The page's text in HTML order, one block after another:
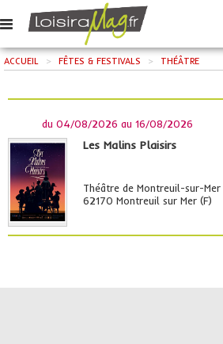
ACCUEIL > FÊTES & FESTIVALS > THÉÂTRE
du 04/08/2026 au 16/08/2026
Les Malins Plaisirs
Théâtre de Montreuil-sur-Mer
62170 Montreuil sur Mer (F)